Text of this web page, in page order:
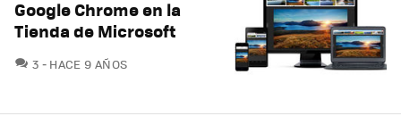
Google Chrome en la
Tienda de Microsoft
3 COMENTARIOS
HACE 9 AÑOS